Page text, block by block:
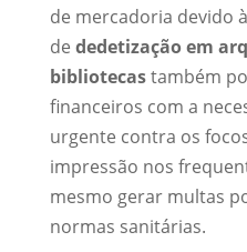
de mercadoria devido
de dedetização em
bibliotecastambém
financeiros com a
urgente contra os
impressão nos
mesmo gerar multas
normas sanitárias.